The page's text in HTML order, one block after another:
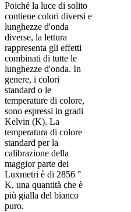
Poiché la luce di solito
contiene colori diversi e
lunghezze d'onda
diverse, la lettura
rappresenta gli effetti
combinati di tutte le
lunghezze d'onda. In
genere, i colori
standard o le
temperature di colore,
sono espressi in gradi
Kelvin (K). La
temperatura di colore
standard per la
calibrazione della
maggior parte dei
Luxmetri è di 2856 °
K, una quantità che è
più gialla del bianco
puro.